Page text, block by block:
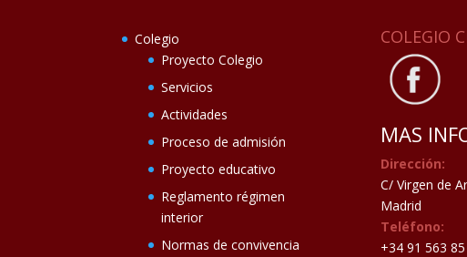
Colegio
Proyecto Colegio
Servicios
Actividades
Proceso de admisión
Proyecto educativo
Reglamento régimen
interior
Normas de convivencia
COLEGIO
MAS
Dirección:
C/ Virgen de
Madrid
Teléfono:
+34 91 563